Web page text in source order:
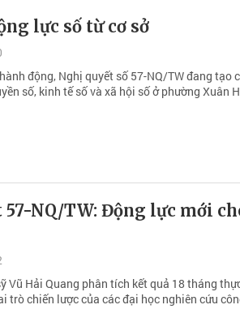
lực số từ cơ sở
động, Nghị quyết số 57-NQ/TW đang tạo
số, kinh tế số và xã hội số ở phường Xuân
57-NQ/TW: Động lực mới
Vũ Hải Quang phân tích kết quả 18 tháng
trò chiến lược của các đại học nghiên cứu